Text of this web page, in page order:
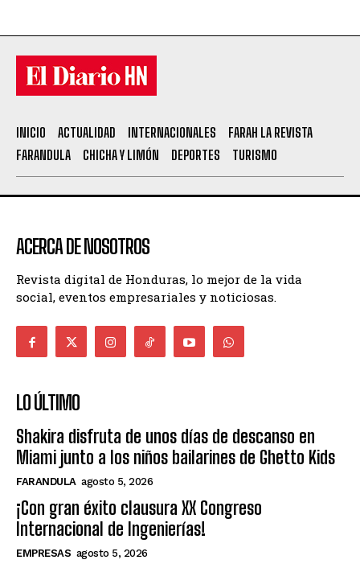
INICIO ACTUALIDAD INTERNACIONALES
FARAH LA REVISTA
FARANDULA
CHICHA Y LIMÓN DEPORTES TURISMO
ACERCA DE NOSOTROS
Revista digital de Honduras, lo mejor de la vida
social, eventos empresariales y noticiosas.
LO ÚLTIMO
Shakira disfruta de unos días de descanso en
Miami junto a los niños bailarines de Ghetto Kids
FARANDULA agosto 5, 2026
¡Con gran éxito clausura XX Congreso
Internacional de Ingenierías!
EMPRESAS agosto 5, 2026